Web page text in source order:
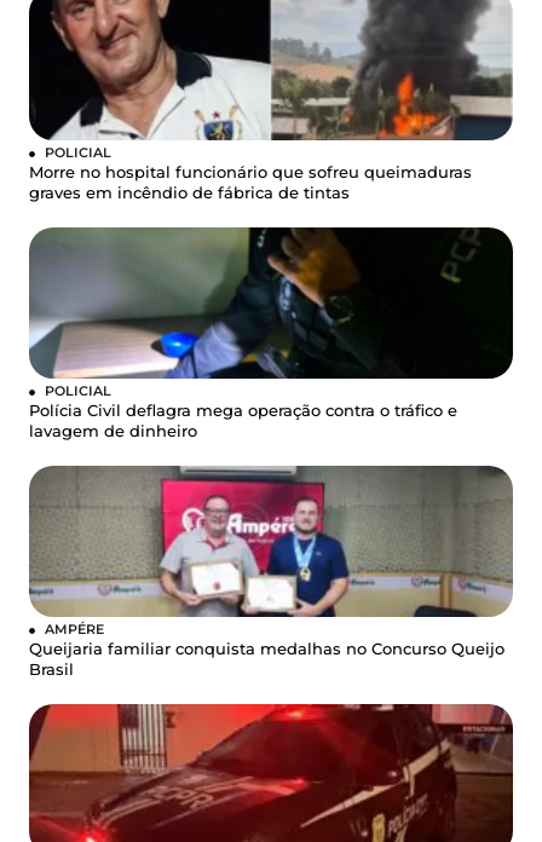
POLICIAL
Morre no hospital funcionário que sofreu queimaduras
graves em incêndio de fábrica de tintas
POLICIAL
Polícia Civil deflagra mega operação contra o tráfico e
lavagem de dinheiro
AMPÉRE
Queijaria familiar conquista medalhas no Concurso Queijo
Brasil